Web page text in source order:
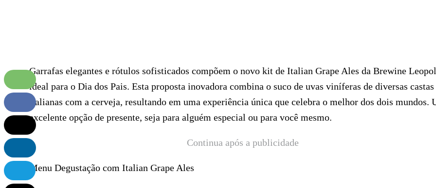
Garrafas elegantes e rótulos sofisticados compõem o novo kit de Italian Grape Ales da Brewine
ideal para o Dia dos Pais. Esta proposta inovadora combina o suco de uvas viníferas de diversas castas
italianas com a cerveja, resultando em uma experiência única que celebra o melhor dos dois mundos.
excelente opção de presente, seja para alguém especial ou para você mesmo.
Continua após a publicidade
Menu Degustação com Italian Grape Ales